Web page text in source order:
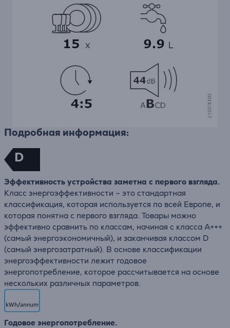
Подробная информация:
D
Эффективность устройства заметна с первого взгляда.
Класс энергоэффективности – это стандартная
классификация, которая используется по всей Европе, и
которая понятна с первого взгляда. Товары можно
эффективно сравнить по классам, начиная с класса A+++
(самый энергоэкономичный), и заканчивая классом D
(самый энергозатратный). В основе классификации
энергоэффективности лежит годовое
энергопотребление, которое рассчитывается на основе
нескольких различных параметров.
Годовое энергопотребление.